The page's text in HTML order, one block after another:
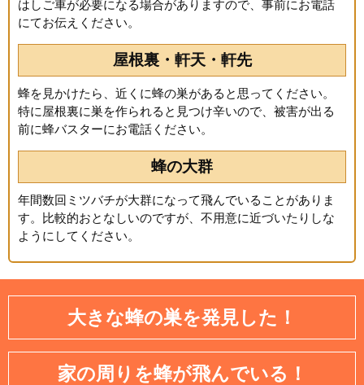
はしご車が必要になる場合がありますので、事前にお電話
にてお伝えください。
屋根裏・軒天・軒先
蜂を見かけたら、近くに蜂の巣があると思ってください。
特に屋根裏に巣を作られると見つけ辛いので、被害が出る
前に蜂バスターにお電話ください。
蜂の大群
年間数回ミツバチが大群になって飛んでいることがありま
す。比較的おとなしいのですが、不用意に近づいたりしな
ようにしてください。
大きな蜂の巣を発見した！
家の周りを蜂が飛んでいる！